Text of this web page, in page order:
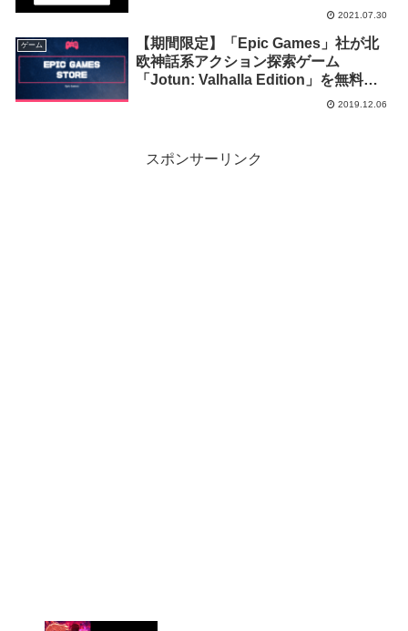
来週2021年8月5日終日までの1週間限
2021.07.30
ゲーム
【期間限定】「Epic Games」社が北
欧神話系アクション探索ゲーム
「Jotun: Valhalla Edition」を無料配
2019.12.06
スポンサーリンク